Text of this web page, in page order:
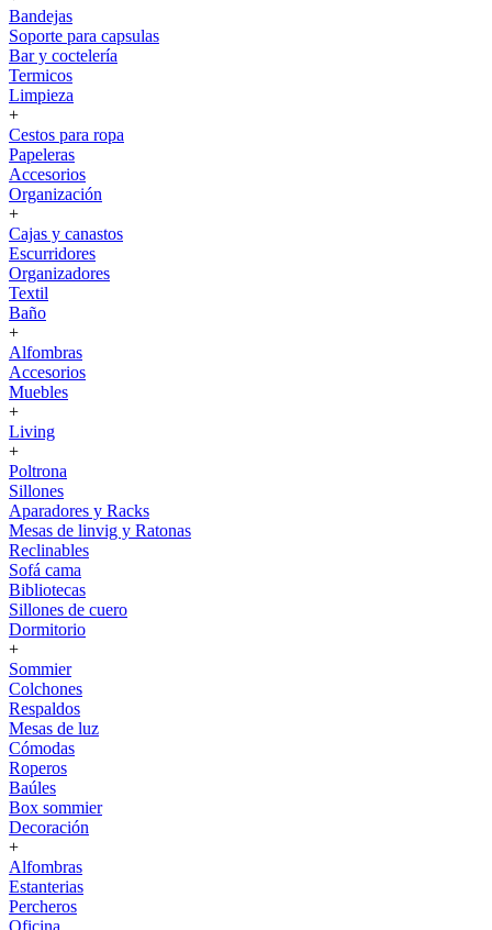
Bandejas
Soporte para capsulas
Bar y coctelería
Termicos
Limpieza
+
Cestos para ropa
Papeleras
Accesorios
Organización
+
Cajas y canastos
Escurridores
Organizadores
Textil
Baño
+
Alfombras
Accesorios
Muebles
+
Living
+
Poltrona
Sillones
Aparadores y Racks
Mesas de linvig y Ratonas
Reclinables
Sofá cama
Bibliotecas
Sillones de cuero
Dormitorio
+
Sommier
Colchones
Respaldos
Mesas de luz
Cómodas
Roperos
Baúles
Box sommier
Decoración
+
Alfombras
Estanterias
Percheros
Oficina